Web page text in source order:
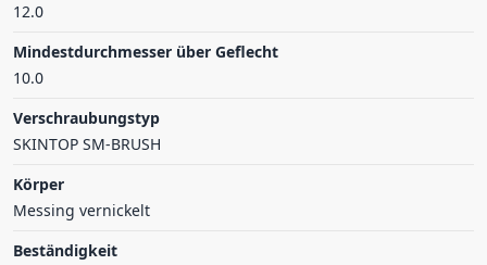
12.0
Mindestdurchmesser über Geflecht
10.0
Verschraubungstyp
SKINTOP SM-BRUSH
Körper
Messing vernickelt
Beständigkeit